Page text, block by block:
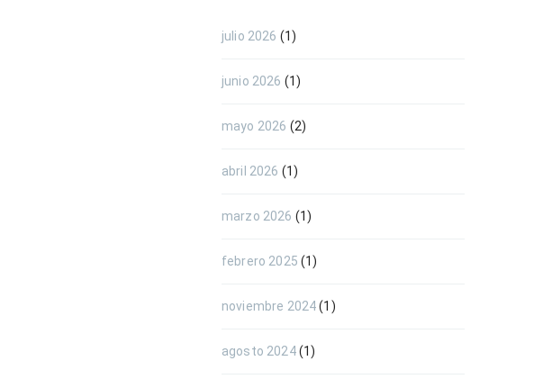
julio 2026 (1)
junio 2026 (1)
mayo 2026 (2)
abril 2026 (1)
marzo 2026 (1)
febrero 2025 (1)
noviembre 2024(1)
agosto 2024(1)